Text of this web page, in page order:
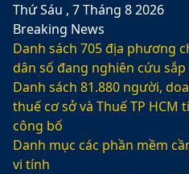
Thứ Sáu , 7 Tháng 8 2026
Breaking News
Danh sách 705 địa phương
dân số đang nghiên cứu sắp
Danh sách 81.880‬ người,
thuế cơ sở và Thuế TP HCM
công bố
Danh mục các phần mềm
vi tính